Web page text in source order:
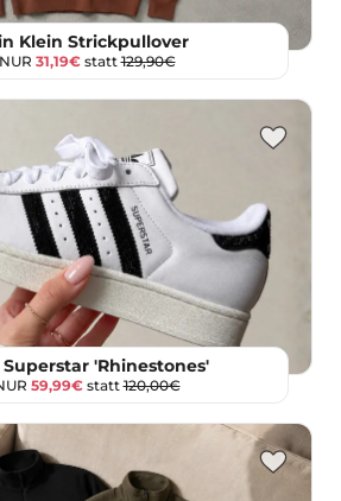
Klein Strickpullover
31,19€statt129,90€
'Rhinestones'
59,99€statt120,00€